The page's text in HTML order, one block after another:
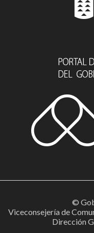
©
Viceconsejería de
Dirección